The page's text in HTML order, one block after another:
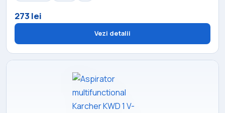
273 lei
Vezi detalii